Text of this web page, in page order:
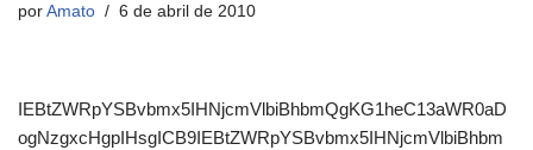
por Amato 6 de abril de 2010
IEBtZWRpYSBvbmx5IHNjcmVlbiBhbmQgKG1heC13aWR0aD
ogNzgxcHgpIHsgICB9IEBtZWRpYSBvbmx5IHNjcmVlbiBhbm